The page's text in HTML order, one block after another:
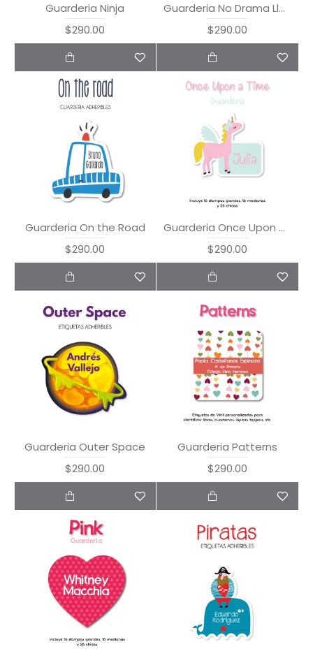
Guarderia Ninja
$290.00
Guarderia No Drama Llama
$290.00
Guarderia On the Road
$290.00
Guarderia Once Upon a Time
$290.00
Guarderia Outer Space
$290.00
Guarderia Patterns
$290.00